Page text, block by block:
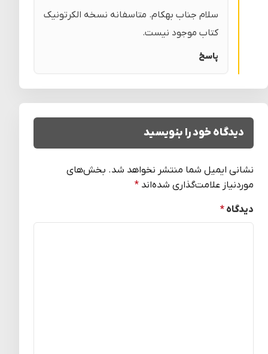
سلام جناب بهکام. متاسفانه نسخه الکرتونیک
کتاب موجود نیست.
پاسخ
دیدگاه خود را بنویسید
نشانی ایمیل شما منتشر نخواهد شد. بخش‌های
موردنیاز علامت‌گذاری شده‌اند *
دیدگاه *